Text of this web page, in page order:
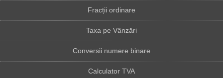
Fracții ordinare
Taxa pe Vânzări
Conversii numere binare
Calculator TVA